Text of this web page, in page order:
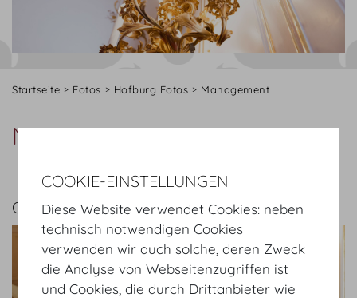
Startseite Fotos Hofburg Fotos Management
Management
GALERIE
COOKIE-EINSTELLUNGEN
Diese Website verwendet Cookies: neben
technisch notwendigen Cookies
verwenden wir auch solche, deren Zweck
die Analyse von Webseitenzugriffen ist
und Cookies, die durch Drittanbieter wie